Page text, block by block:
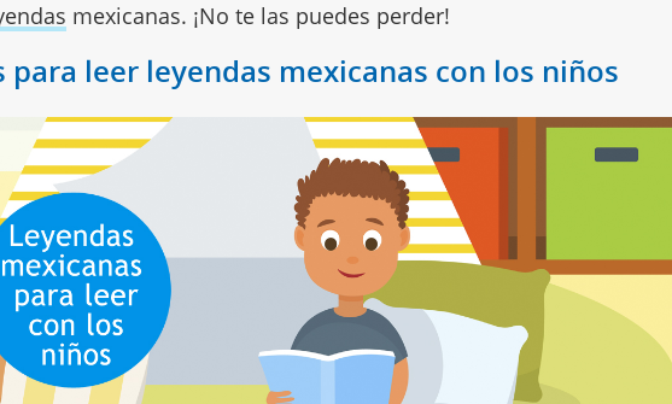
mexicanas. ¡No te las puedes perder!
para leer leyendas mexicanas con los niños